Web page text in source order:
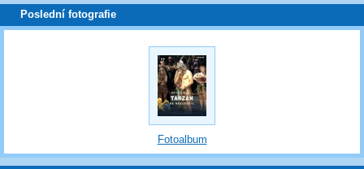
Poslední fotografie
Fotoalbum